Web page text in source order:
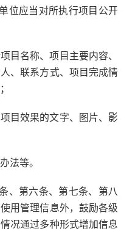
应当对所执行项目公开
名称、项目主要内容、
、联系方式、项目完成情
效果的文字、图片、影
等。
第六条、第七条、第八
用管理信息外，鼓励各级
况通过多种形式增加信息